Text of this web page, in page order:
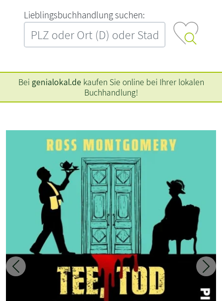
L‍i‍e‍b‍l‍i‍n‍g‍s‍b‍u‍c‍h‍h‍a‍n‍d‍l‍u‍n‍g‍ ‍s‍u‍c‍h‍e‍n‍:‍
Bei genialokal.de kaufen Sie online bei Ihrer lokalen
Buchhandlung!
Zurück